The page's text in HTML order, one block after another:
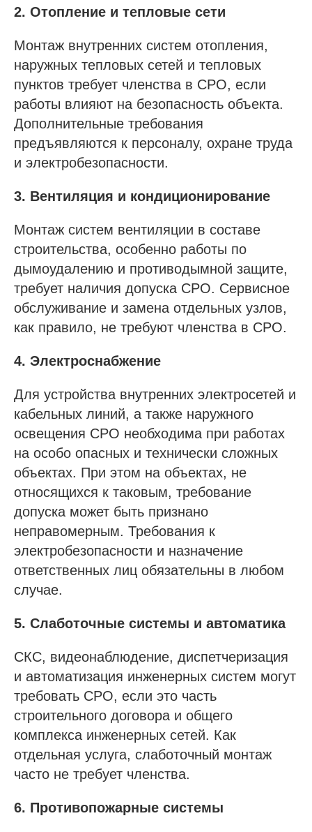
2. Отопление и тепловые сети
Монтаж внутренних систем отопления,
наружных тепловых сетей и тепловых
пунктов требует членства в СРО, если
работы влияют на безопасность объекта.
Дополнительные требования
предъявляются к персоналу, охране труда
и электробезопасности.
3. Вентиляция и кондиционирование
Монтаж систем вентиляции в составе
строительства, особенно работы по
дымоудалению и противодымной защите,
требует наличия допуска СРО. Сервисное
обслуживание и замена отдельных узлов,
как правило, не требуют членства в СРО.
4. Электроснабжение
Для устройства внутренних электросетей и
кабельных линий, а также наружного
освещения СРО необходима при работах
на особо опасных и технически сложных
объектах. При этом на объектах, не
относящихся к таковым, требование
допуска может быть признано
неправомерным. Требования к
электробезопасности и назначение
ответственных лиц обязательны в любом
случае.
5. Слаботочные системы и автоматика
СКС, видеонаблюдение, диспетчеризация
и автоматизация инженерных систем могут
требовать СРО, если это часть
строительного договора и общего
комплекса инженерных сетей. Как
отдельная услуга, слаботочный монтаж
часто не требует членства.
6. Противопожарные системы